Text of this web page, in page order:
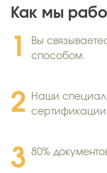
Как мы
Вы
способом.
Наши
80%